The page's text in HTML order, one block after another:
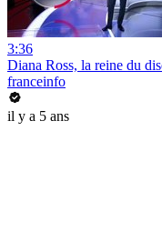
3:36
Diana Ross, la reine du
franceinfo
il y a 5 ans